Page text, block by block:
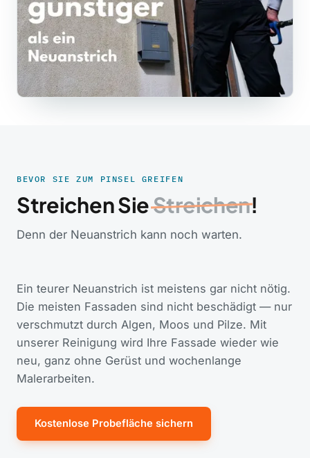
BEVOR SIE ZUM PINSEL GREIFEN
Streichen SieStreichen!
Denn der Neuanstrich kann noch warten.
Ein teurer Neuanstrich ist meistens gar nicht nötig.
Die meisten Fassaden sind nicht beschädigt — nur
verschmutzt durch Algen, Moos und Pilze. Mit
unserer Reinigung wird Ihre Fassade wieder wie
neu, ganz ohne Gerüst und wochenlange
Malerarbeiten.
Kostenlose Probefläche sichern